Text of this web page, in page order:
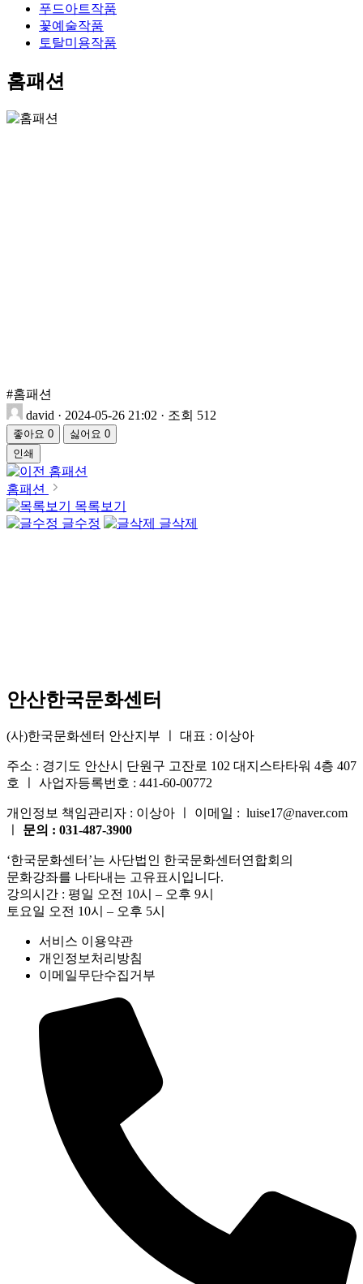
푸드아트작품
꽃예술작품
토탈미용작품
홈패션
#홈패션
david · 2024-05-26 21:02 · 조회 512
좋아요 0 싫어요 0
인쇄
홈패션
홈패션
목록보기
글수정
글삭제
안산한국문화센터
(사)한국문화센터 안산지부 ㅣ 대표 : 이상아
주소 : 경기도 안산시 단원구 고잔로 102 대지스타타워 4층 407
호 ㅣ 사업자등록번호 : 441-60-00772
개인정보 책임관리자 : 이상아 ㅣ 이메일 : luise17@naver.com
문의 : 031-487-3900
‘한국문화센터’는 사단법인 한국문화센터연합회의
문화강좌를 나타내는 고유표시입니다.
강의시간 : 평일 오전 10시 – 오후 9시
토요일 오전 10시 – 오후 5시
서비스 이용약관
개인정보처리방침
이메일무단수집거부